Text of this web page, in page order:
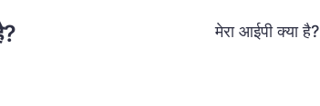
मेरा आईपी क्या है?